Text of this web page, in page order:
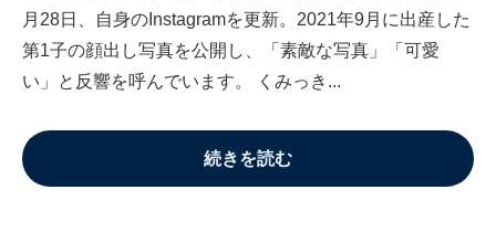
月28日、自身のInstagramを更新。2021年9月に出産した
第1子の顔出し写真を公開し、「素敵な写真」「可愛
い」と反響を呼んでいます。 くみっき...
続きを読む